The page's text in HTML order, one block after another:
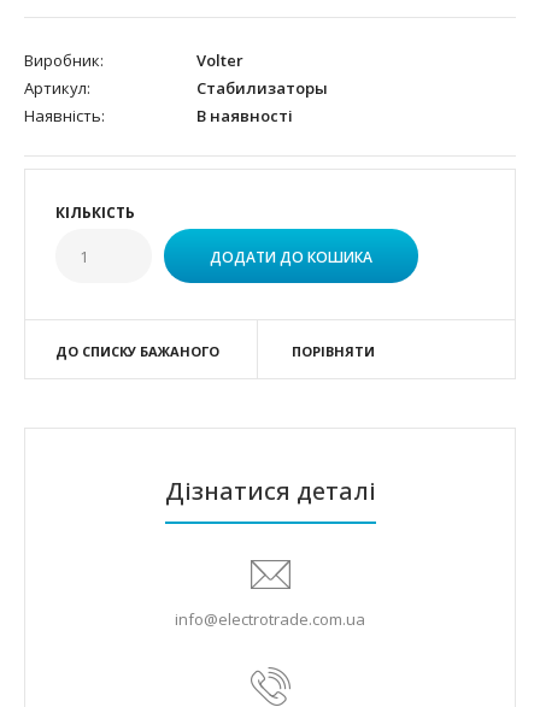
Виробник:
Volter
Артикул:
Стабилизаторы
Наявність:
В наявності
КІЛЬКІСТЬ
ДО СПИСКУ БАЖАНОГО ПОРІВНЯТИ
Дізнатися деталі
info@electrotrade.com.ua